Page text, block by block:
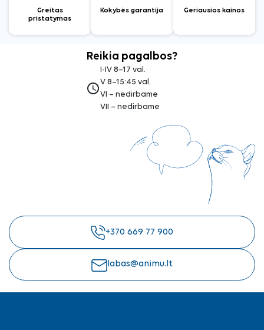
Greitas
pristatymas
Kokybės garantija Geriausios kainos
Reikia pagalbos?
access_time
I-IV 8–17 val.
V 8–15:45 val.
VI – nedirbame
VII – nedirbame
+370 669 77 900
labas@animu.lt